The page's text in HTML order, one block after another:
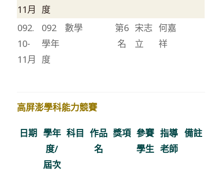
11月
度
092.
10-
11月
092
學年
度
數學
第6
名
宋志
立
何嘉
祥
高屏澎學科能力競賽
日期 學年
度/
屆次
科目 作品
名
獎項 參賽
學生
指導
老師
備註